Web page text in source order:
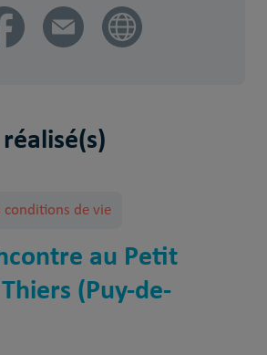
conditions de vie
au Petit
(Puy-de-